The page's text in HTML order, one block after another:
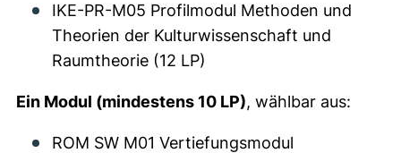
IKE-PR-M05 Profilmodul Methoden und
Theorien der Kulturwissenschaft und
Raumtheorie (12 LP)
Ein Modul (mindestens 10 LP), wählbar aus:
ROM SW M01 Vertiefungsmodul